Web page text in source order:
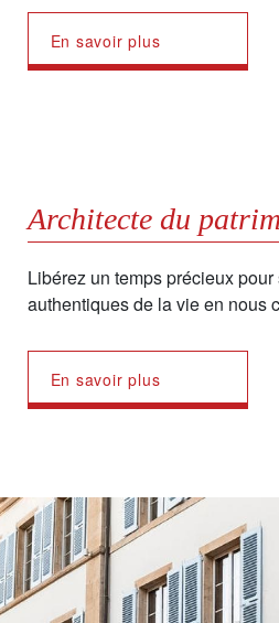
En savoir plus
Architecte du
Libérez un temps précieux
authentiques de la vie en nous
En savoir plus